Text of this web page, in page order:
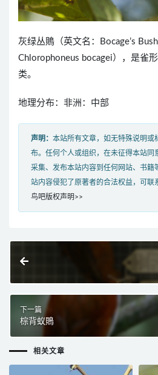
灰绿丛鵙（英文名：Bocage’s
Chlorophoneus bocagei），是雀
类。
地理分布：非洲：中部
声明： 本站所有文章，如无特殊说明或
布。任何个人或组织，在未征得本站同
采集、发布本站内容到任何网站、书籍
站内容侵犯了原著者的合法权益，可联
鸟吧版权声明>>
下一篇
棕背蚁鵙
相关文章